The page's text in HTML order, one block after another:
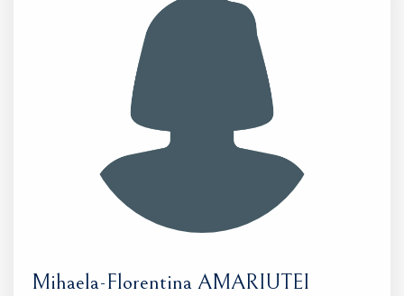
Mihaela-Florentina AMARIUTEI